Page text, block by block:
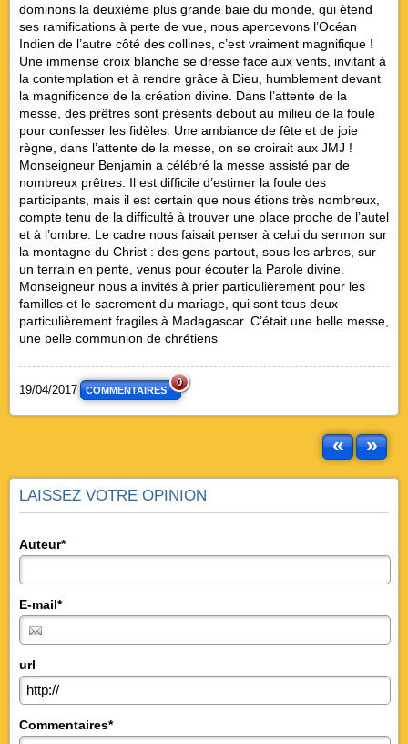
dominons la deuxième plus grande baie du monde, qui étend
ses ramifications à perte de vue, nous apercevons l’Océan
Indien de l’autre côté des collines, c’est vraiment magnifique !
Une immense croix blanche se dresse face aux vents, invitant à
la contemplation et à rendre grâce à Dieu, humblement devant
la magnificence de la création divine. Dans l’attente de la
messe, des prêtres sont présents debout au milieu de la foule
pour confesser les fidèles. Une ambiance de fête et de joie
règne, dans l’attente de la messe, on se croirait aux JMJ !
Monseigneur Benjamin a célébré la messe assisté par de
nombreux prêtres. Il est difficile d’estimer la foule des
participants, mais il est certain que nous étions très nombreux,
compte tenu de la difficulté à trouver une place proche de l’autel
et à l’ombre. Le cadre nous faisait penser à celui du sermon sur
la montagne du Christ : des gens partout, sous les arbres, sur
un terrain en pente, venus pour écouter la Parole divine.
Monseigneur nous a invités à prier particulièrement pour les
familles et le sacrement du mariage, qui sont tous deux
particulièrement fragiles à Madagascar. C’était une belle messe,
une belle communion de chrétiens
19/04/2017 COMMENTAIRES
0
« »
LAISSEZ VOTRE OPINION
Auteur*
E-mail*
url
Commentaires*